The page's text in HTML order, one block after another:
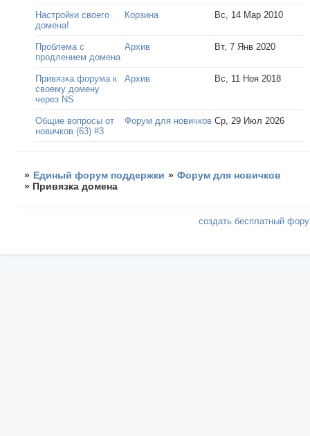
Настройки своего
домена!
Корзина Вс, 14 Мар 2010
Проблема с
продлением домена
Архив Вт, 7 Янв 2020
Привязка форума к
своему домену
через NS
Архив Вс, 11 Ноя 2018
Общие вопросы от
новичков (63) #3
Форум для новичков Ср, 29 Июл 2026
» Единый форум поддержки » Форум для новичков
» Привязка домена
создать бесплатный